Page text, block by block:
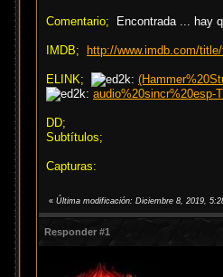
Comentario; Encontrada ... hay
IMDB; http://www.imdb.com/
ELINK;
audio%20sincr%20esp-
DD;
Subtítulos;
Capturas:
« Última modificación: Diciembre 8, 2019,
Responder #1